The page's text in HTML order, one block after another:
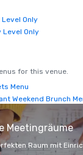
Only
Level Only
for this venue.
Menu
Weekend Brunch
Meetingräume
Raum mit